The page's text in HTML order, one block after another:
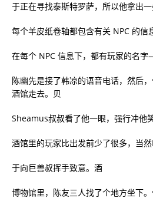
于正在寻找泰斯特罗萨，所以他拿出一
每个羊皮纸卷轴都包含有关 NPC 的信
在每个 NPC 信息下，都有玩家的名
陈幽先是接了韩凉的语音电话，然后
酒馆走去。贝
Sheamus叔叔看了他一眼，强行冲他笑
酒馆里的玩家比出发前少了很多，当
于向巨兽叔挥手致意。酒
博物馆里，陈友三人找了个地方坐下